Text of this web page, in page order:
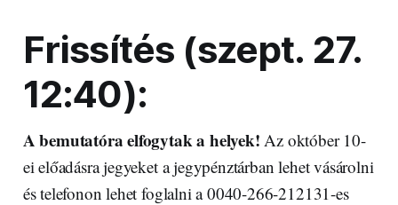
Frissítés (szept. 27.
12:40):
A bemutatóra elfogytak a helyek! Az október 10-
ei előadásra jegyeket a jegypénztárban lehet vásárolni
és telefonon lehet foglalni a 0040-266-212131-es